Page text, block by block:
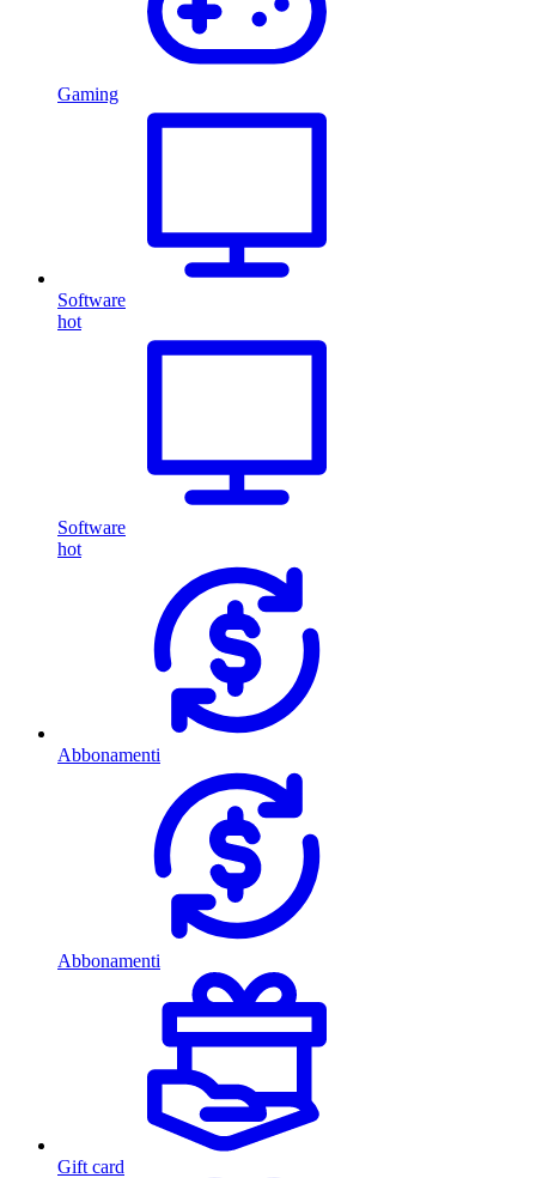
Gaming
Software
hot
Software
hot
Abbonamenti
Abbonamenti
Gift card